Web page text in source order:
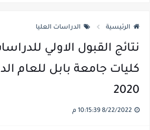
الرئيسية الدراسات العليا
نتائج القبول الاولي
2020